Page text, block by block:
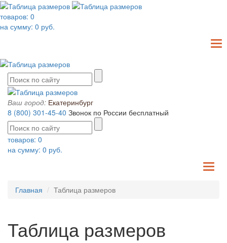
товаров: 0
на сумму: 0 руб.
Ваш город: Екатеринбург
8 (800) 301-45-40 Звонок по России бесплатный
товаров: 0
на сумму: 0 руб.
Главная Таблица размеров
Таблица размеров